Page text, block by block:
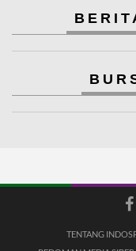
TENTANG